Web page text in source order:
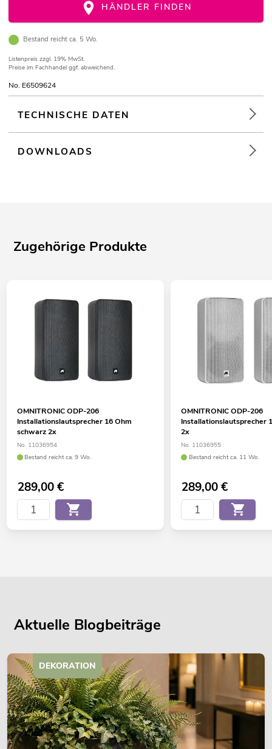
HÄNDLER FINDEN
Bestand reicht ca. 5 Wo.
Listenpreis zzgl. 19% MwSt.
Preise im Fachhandel ggf. abweichend.
No. E6509624
TECHNISCHE DATEN
DOWNLOADS
Zugehörige Produkte
OMNITRONIC ODP-206
Installationslautsprecher 16 Ohm
schwarz 2x
No. 11036954
Bestand reicht ca. 9 Wo.
289,00€
OMNITRONIC ODP-206
Installationslautsprecher
2x
No. 11036955
Bestand reicht ca. 11 Wo.
289,00€
Aktuelle Blogbeiträge
DEKORATION